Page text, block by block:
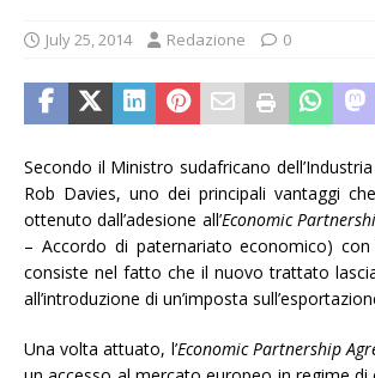
July 25, 2014 Redazione 0
Secondo il Ministro sudafricano
Rob Davies, uno dei principali vantaggi
ottenuto dall’adesione all’Economic
– Accordo di paternariato economico) con
consiste nel fatto che il nuovo trattato
all’introduzione di un’imposta
Una volta attuato, l’Economic Partnership